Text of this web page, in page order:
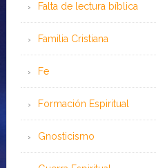
Falta de lectura bíblica
Familia Cristiana
Fe
Formación Espiritual
Gnosticismo